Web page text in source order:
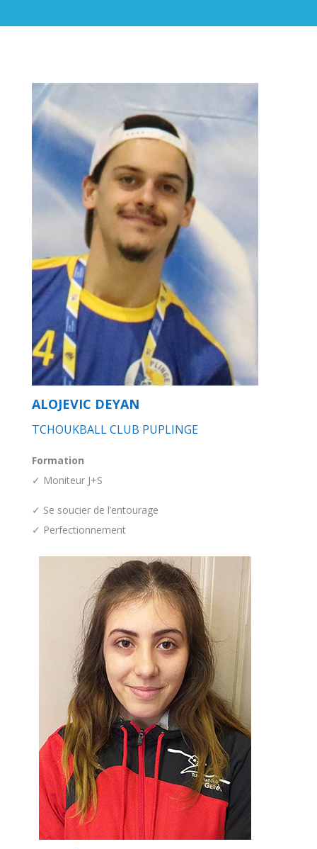
ALOJEVIC DEYAN
TCHOUKBALL CLUB PUPLINGE
Formation
✓ Moniteur J+S
✓ Se soucier de l’entourage
✓ Perfectionnement